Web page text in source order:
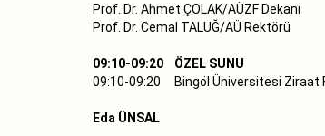
Prof. Dr. Ahmet ÇOLAK/AÜZF Dekanı
Prof. Dr. Cemal TALUĞ/AÜ Rektörü
09:10-09:20 ÖZEL SUNU
09:10-09:20 Bingöl Üniversitesi Ziraat
Eda ÜNSAL